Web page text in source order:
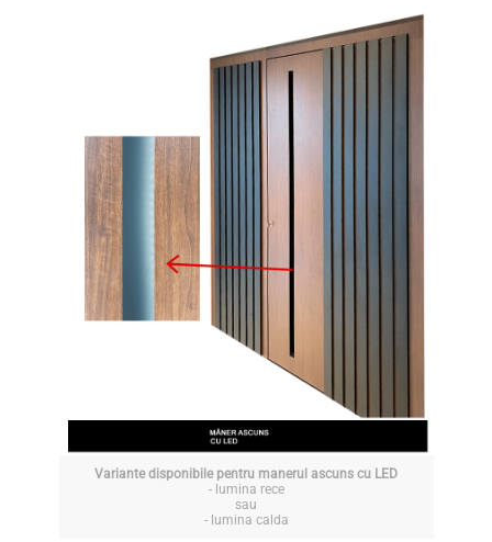
Variante disponibile pentru manerul ascuns cu LED
- lumina rece
sau
- lumina calda